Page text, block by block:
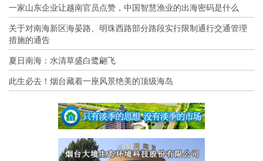
一家山东企业让越南官员点赞，中国智慧渔业的出海密码是什么
关于对南海新区海晏路、明珠西路部分路段实行限制通行交通管理
措施的通告
夏日南海：水清草盛白鹭翩飞
此生必去！烟台藏着一座风景绝美的顶级海岛